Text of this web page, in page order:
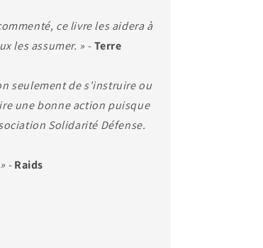
ce livre les aidera à
les assumer. » -Terre
seulement de s'instruire ou
une bonne action puisque
Solidarité Défense.
-Raids